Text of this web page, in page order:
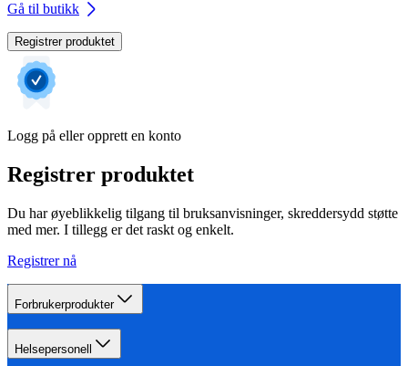
Gå til butikk
Registrer produktet
Logg på eller opprett en konto
Registrer produktet
Du har øyeblikkelig tilgang til bruksanvisninger, skreddersydd støtte
med mer. I tillegg er det raskt og enkelt.
Registrer nå
Forbrukerprodukter
Helsepersonell